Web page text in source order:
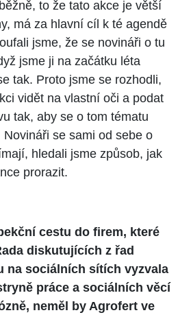
to že tato akce je větší
má za hlavní cíl k té agendě
jsme, že se novináři o tu
jsme ji na začátku léta
tak. Proto jsme se rozhodli,
vidět na vlastní oči a podat
tak, aby se o tom tématu
se sami od sebe o
hledali jsme způsob, jak
prorazit.
cestu do firem, které
diskutujících z řad
na sociálních sítích vyzvala
práce a sociálních věcí
neměl by Agrofert ve